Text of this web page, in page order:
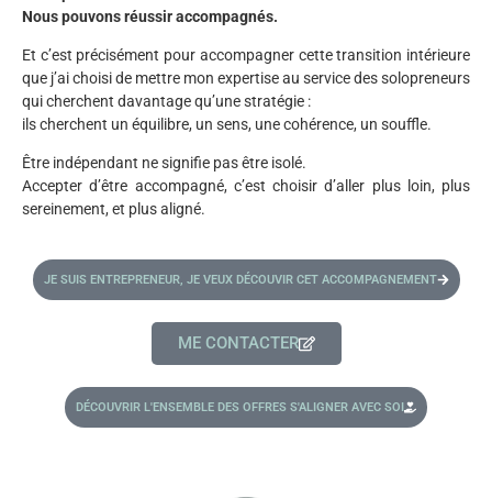
Nous pouvons réussir accompagnés.
Et c’est précisément pour accompagner cette transition intérieure
que j’ai choisi de mettre mon expertise au service des solopreneurs
qui cherchent davantage qu’une stratégie :
ils cherchent un équilibre, un sens, une cohérence, un souffle.
Être indépendant ne signifie pas être isolé.
Accepter d’être accompagné, c’est choisir d’aller plus loin, plus
sereinement, et plus aligné.
JE SUIS ENTREPRENEUR, JE VEUX DÉCOUVIR CET ACCOMPAGNEMENT
ME CONTACTER
DÉCOUVRIR L'ENSEMBLE DES OFFRES S'ALIGNER AVEC SOI